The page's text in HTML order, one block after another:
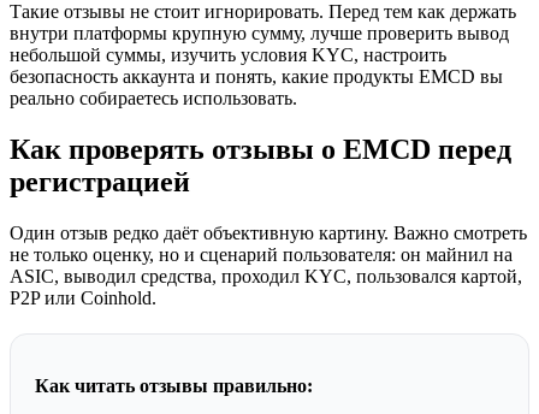
Такие отзывы не стоит игнорировать. Перед тем как держать
внутри платформы крупную сумму, лучше проверить вывод
небольшой суммы, изучить условия KYC, настроить
безопасность аккаунта и понять, какие продукты EMCD вы
реально собираетесь использовать.
Как проверять отзывы о EMCD перед
регистрацией
Один отзыв редко даёт объективную картину. Важно смотреть
не только оценку, но и сценарий пользователя: он майнил на
ASIC, выводил средства, проходил KYC, пользовался картой,
P2P или Coinhold.
Как читать отзывы правильно: